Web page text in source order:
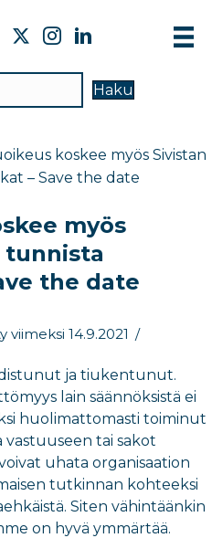
Haku
koskee myös Sivistan
– Save the date
myös
tunnista
the date
viimeksi 14.9.2021 /
ja tiukentunut.
lain säännöksistä ei
huolimattomasti toiminut
tai sakot
uhata organisaation
tutkinnan kohteeksi
Siten vähintäänkin
on hyvä ymmärtää.